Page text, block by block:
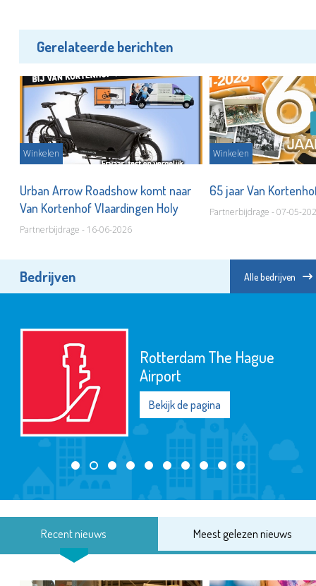
Gerelateerde berichten
Winkelen
Urban Arrow Roadshow komt naar
Van Kortenhof Vlaardingen Holy
Partnerbijdrage - 16-06-2026
Winkelen
65 jaar Van
Partnerbijdrage - 07-05-
Bedrijven Alle bedrijven
SIKO
Bekijk de pagina
Recent nieuws Meest gelezen nieuws